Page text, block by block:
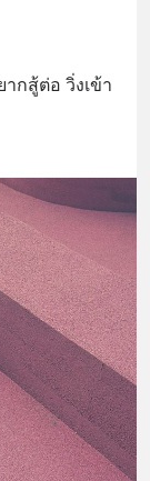
กสู้ต่อ วิ่งเข้า